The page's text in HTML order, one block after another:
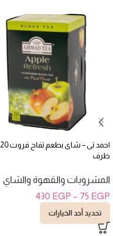
احمد تى – شاى بطعم تفاح فروت 20
ظرف
المشروبات والقهوة والشاي
75 EGP
–
430 EGP
تحديد أحد الخيارات